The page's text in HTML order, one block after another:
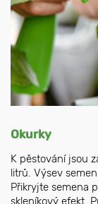
Okurky
K pěstování jsou
litrů. Výsev semen
Přikryjte semena
skleníkový efekt.